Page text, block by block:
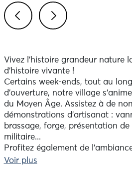
Vivez l'histoire grandeur nature
d'histoire vivante !
Certains week-ends, tout au
d'ouverture, notre village
du Moyen Âge. Assistez à de
démonstrations d'artisanat :
brassage, forge, présentation
militaire...
Profitez également de
pour un déjeuner aux saveurs
Voir plus